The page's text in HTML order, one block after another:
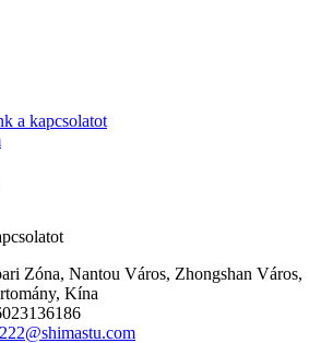
a kapcsolatot
Zóna, Nantou Város, Zhongshan Város,
Kína